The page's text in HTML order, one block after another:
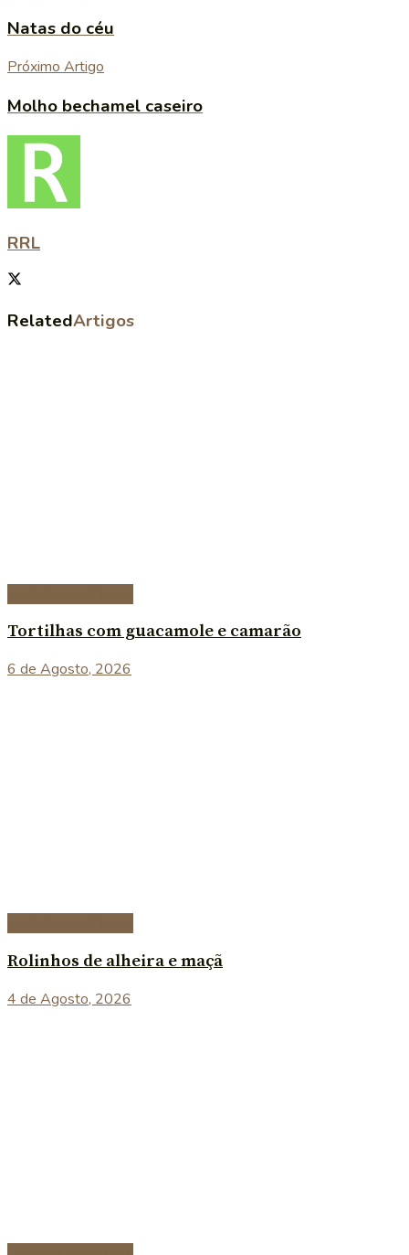
Natas do céu
Próximo Artigo
Molho bechamel caseiro
RRL
RelatedArtigos
Tortilhas com guacamole e camarão
6 de Agosto, 2026
Rolinhos de alheira e maçã
4 de Agosto, 2026